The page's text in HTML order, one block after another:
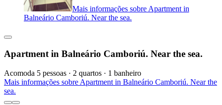
Mais informações sobre Apartment in
Balneário Camboriú. Near the sea.
Apartment in Balneário Camboriú. Near the sea.
Acomoda 5 pessoas · 2 quartos · 1 banheiro
Mais informações sobre Apartment in Balneário Camboriú. Near the
sea.